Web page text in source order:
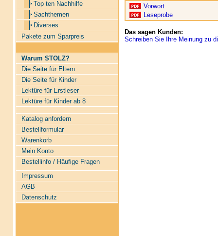
Top ten Nachhilfe
Sachthemen
Diverses
Pakete zum Sparpreis
Warum STOLZ?
Die Seite für Eltern
Die Seite für Kinder
Lektüre für Erstleser
Lektüre für Kinder ab 8
Katalog anfordern
Bestellformular
Warenkorb
Mein Konto
Bestellinfo / Häufige Fragen
Impressum
AGB
Datenschutz
Vorwort
Leseprobe
Das sagen Kunden:
Schreiben Sie Ihre Meinung zu